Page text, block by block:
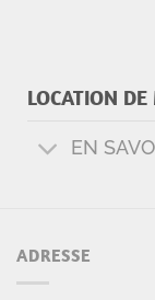
LOCATION
EN
ADRESSE